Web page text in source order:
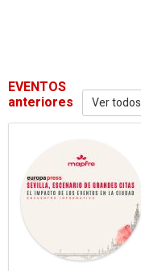
EVENTOS
anteriores Ver todos